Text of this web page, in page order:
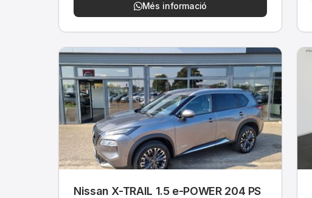
Més informació
Nissan X-TRAIL 1.5 e-POWER 204 PS